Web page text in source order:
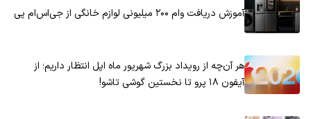
آموزش دریافت وام ۲۰۰ میلیونی لوازم خانگی از جی‌اس‌ام پی
هر آن‌چه از رویداد بزرگ شهریور ماه اپل انتظار داریم؛ از
آیفون ۱۸ پرو تا نخستین گوشی تاشو!